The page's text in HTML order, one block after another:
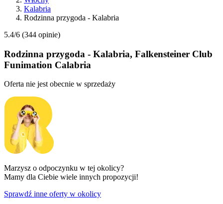
Kalabria
Rodzinna przygoda - Kalabria
5.4/6 (344 opinie)
Rodzinna przygoda - Kalabria, Falkensteiner Club
Funimation Calabria
Oferta nie jest obecnie w sprzedaży
Marzysz o odpoczynku w tej okolicy?
Mamy dla Ciebie wiele innych propozycji!
Sprawdź inne oferty w okolicy